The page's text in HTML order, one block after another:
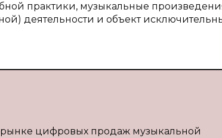
практики, музыкальные
деятельности и объект
цифровых продаж музыкальной